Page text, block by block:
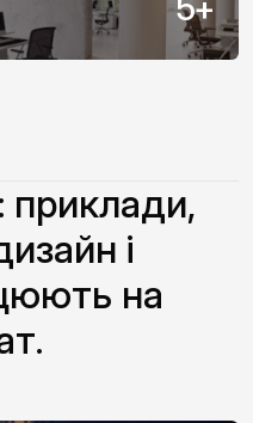
приклади,
і
на